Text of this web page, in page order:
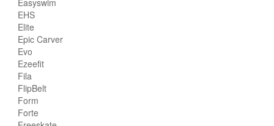
Easyswim
EHS
Elite
Epic Carver
Evo
Ezeefit
Fila
FlipBelt
Form
Forte